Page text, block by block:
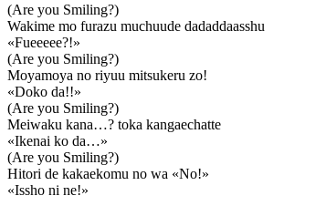
(Are you Smiling?)
Wakime mo furazu muchuude dadaddaasshu
«Fueeeee?!»
(Are you Smiling?)
Moyamoya no riyuu mitsukeru zo!
«Doko da!!»
(Are you Smiling?)
Meiwaku kana…? toka kangaechatte
«Ikenai ko da…»
(Are you Smiling?)
Hitori de kakaekomu no wa «No!»
«Issho ni ne!»